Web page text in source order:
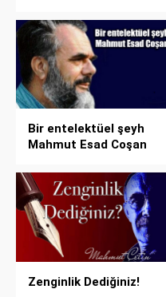
Bir entelektüel şeyh
Mahmut Esad Coşan
Zenginlik Dediğiniz!